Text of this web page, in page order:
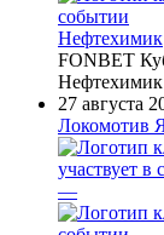
Нефтехимик
FONBET
Нефтехимик
27 августа
Локомотив
—